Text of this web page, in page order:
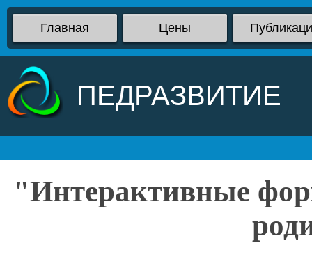
Главная Цены
ПЕДРАЗВИТИЕ
"Интерактивные